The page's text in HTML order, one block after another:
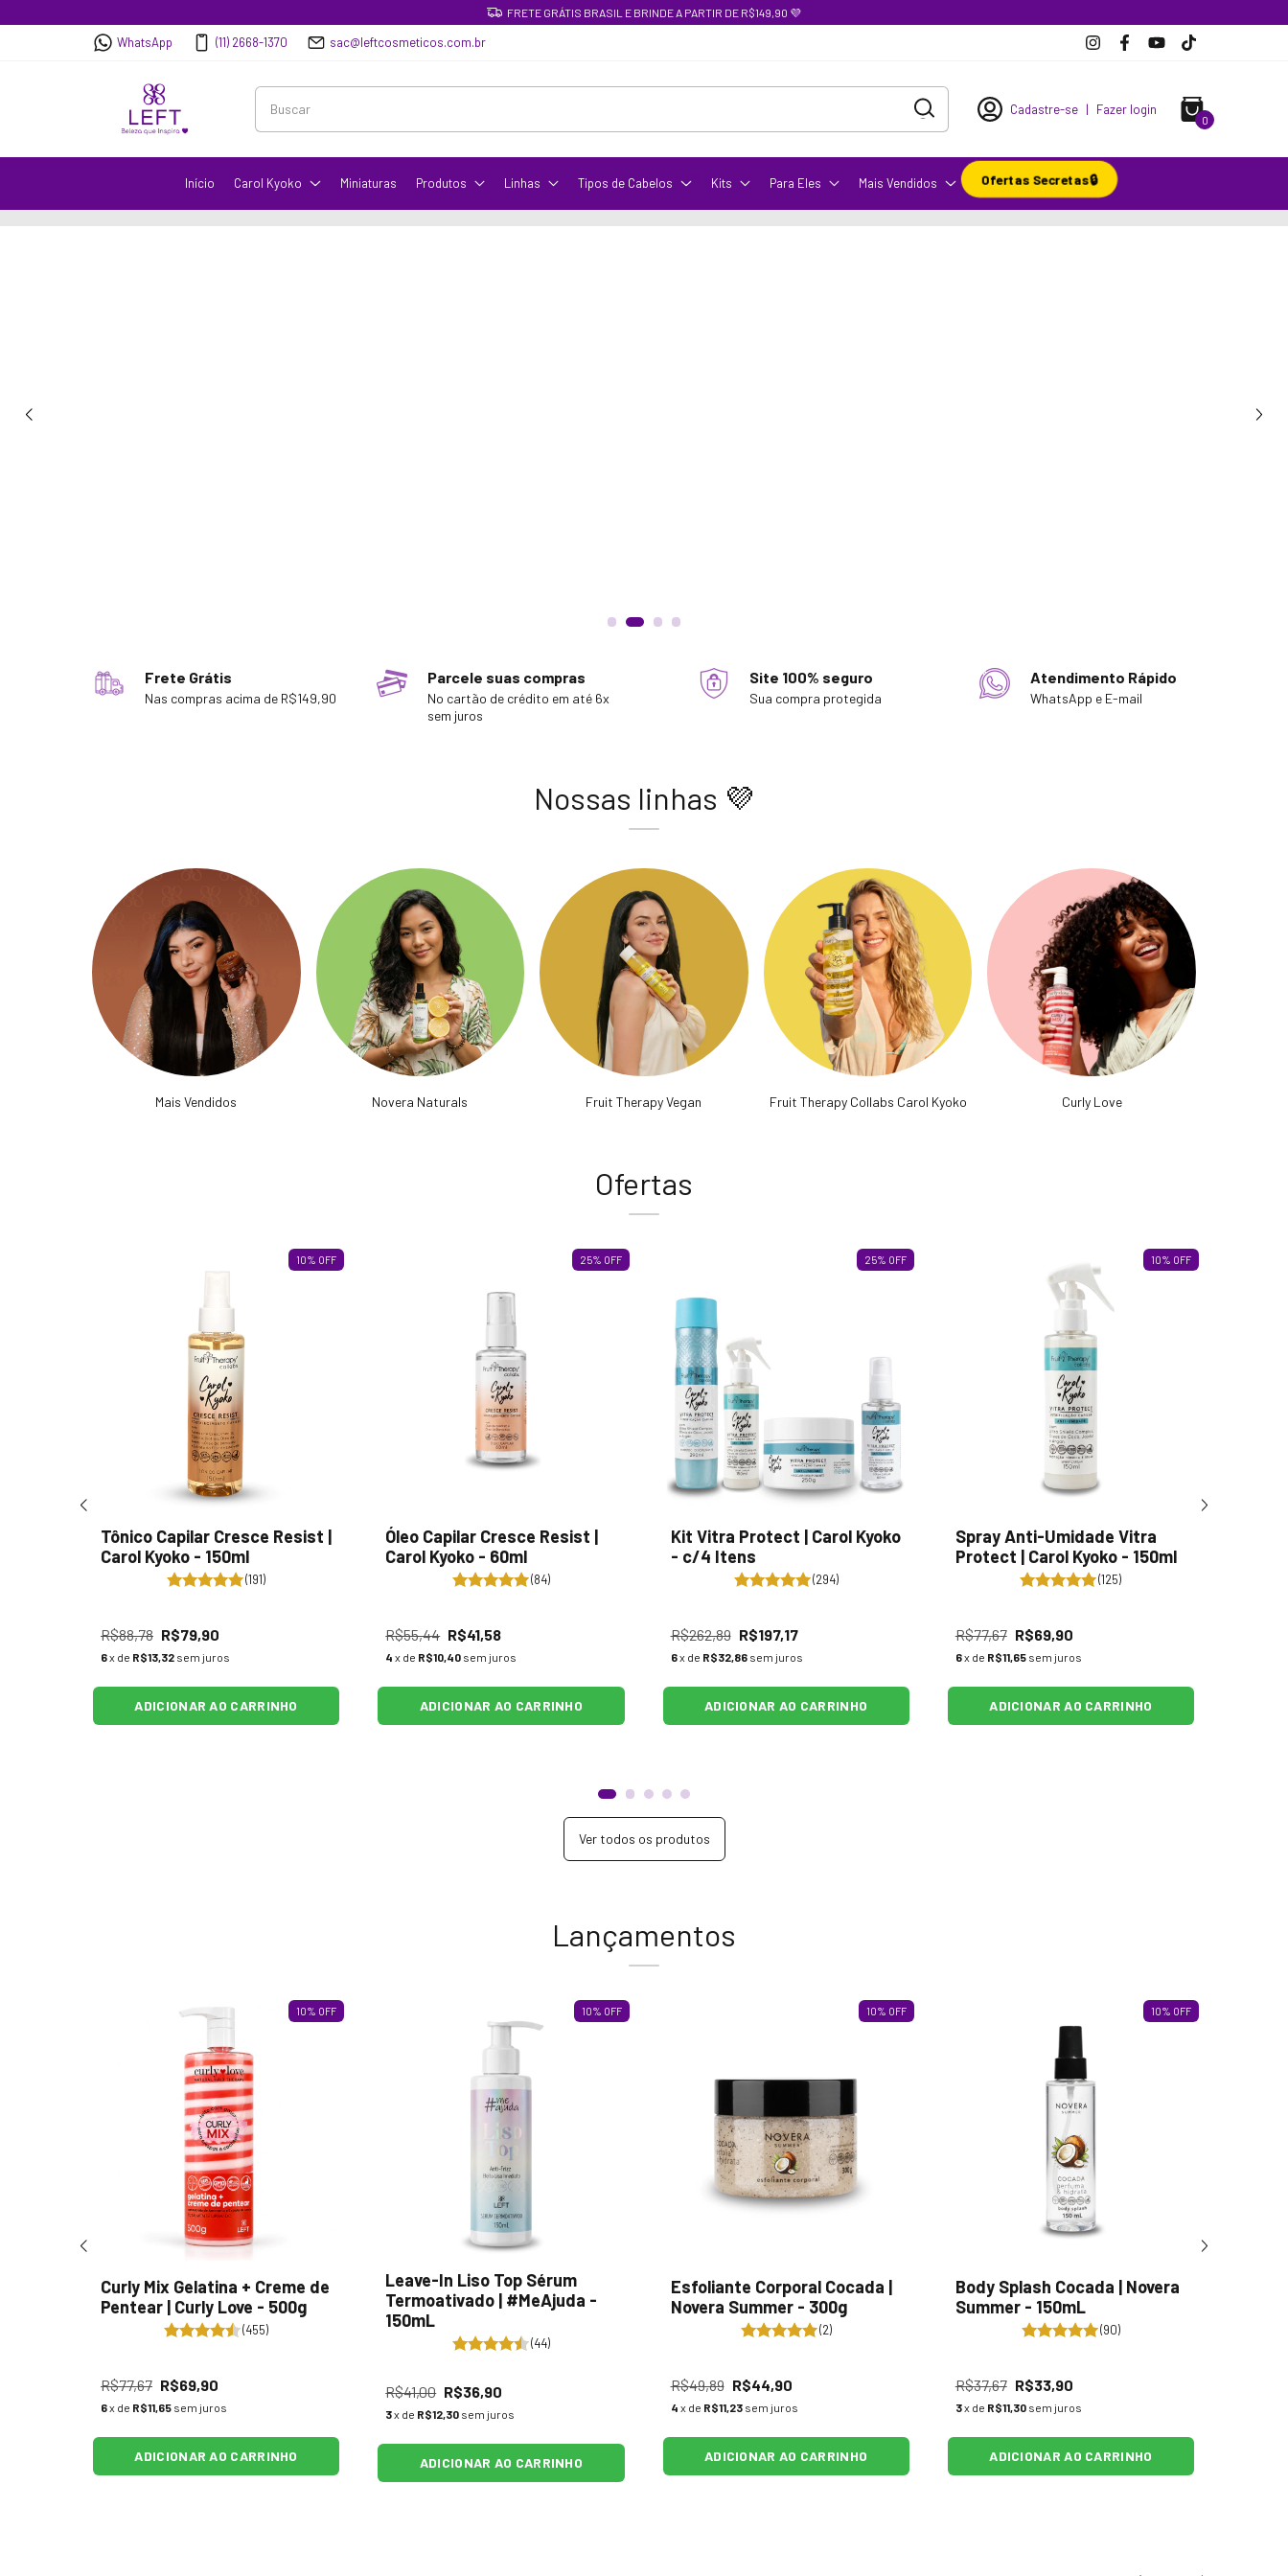
FRETE GRÁTIS BRASIL E BRINDE A PARTIR DE R$149,90 💜
WhatsApp (11) 2668-1370 sac@leftcosmeticos.com.br
Cadastre-se | Fazer login
0
Início Carol Kyoko Miniaturas Produtos Linhas Tipos de Cabelos Kits Para Eles Mais Vendidos Ofertas Secretas🔒
Frete Grátis
Nas compras acima de R$149,90
Parcele suas compras
No cartão de crédito em até 6x
sem juros
Site 100% seguro
Sua compra protegida
Atendimento Rápido
WhatsApp e E-mail
Nossas linhas 💜
Mais Vendidos Novera Naturals Fruit Therapy Vegan Fruit Therapy Collabs Carol Kyoko Curly Love
Ofertas
10% OFF
Tônico Capilar Cresce Resist |
Carol Kyoko - 150ml
(191)
R$88,78 R$79,90
6x de R$13,32 sem juros
ADICIONAR AO CARRINHO
25% OFF
Óleo Capilar Cresce Resist |
Carol Kyoko - 60ml
(84)
R$55,44 R$41,58
4 x de R$10,40 sem juros
ADICIONAR AO CARRINHO
25% OFF
Kit Vitra Protect | Carol Kyoko
- c/4 Itens
(294)
R$262,89 R$197,17
6x de R$32,86 sem juros
ADICIONAR AO CARRINHO
10% OFF
Spray Anti-Umidade Vitra
Protect | Carol Kyoko - 150ml
(125)
R$77,67 R$69,90
6x de R$11,65 sem juros
ADICIONAR AO CARRINHO
Ver todos os produtos
Lançamentos
10% OFF
Curly Mix Gelatina + Creme de
Pentear | Curly Love - 500g
(455)
R$77,67 R$69,90
6x de R$11,65 sem juros
ADICIONAR AO CARRINHO
10% OFF
Leave-In Liso Top Sérum
Termoativado | #MeAjuda -
150mL
(44)
R$41,00 R$36,90
3x de R$12,30 sem juros
ADICIONAR AO CARRINHO
10% OFF
Esfoliante Corporal Cocada |
Novera Summer - 300g
(2)
R$49,89 R$44,90
4 x de R$11,23 sem juros
ADICIONAR AO CARRINHO
10% OFF
Body Splash Cocada | Novera
Summer - 150mL
(90)
R$37,67 R$33,90
3x de R$11,30 sem juros
ADICIONAR AO CARRINHO